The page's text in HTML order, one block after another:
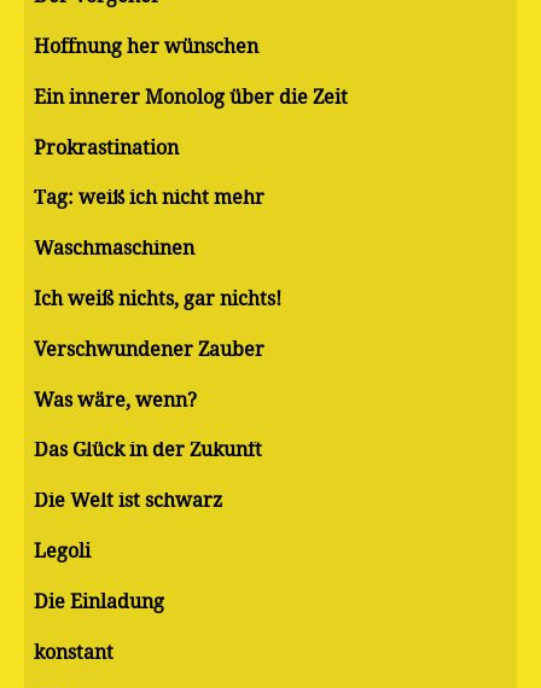
Hoffnung her wünschen
Ein innerer Monolog über die Zeit
Pro­kras­ti­na­ti­on
Tag: weiß ich nicht mehr
Waschmaschinen
Ich weiß nichts, gar nichts!
Verschwundener Zauber
Was wäre, wenn?
Das Glück in der Zukunft
Die Welt ist schwarz
Legoli
Die Einladung
konstant